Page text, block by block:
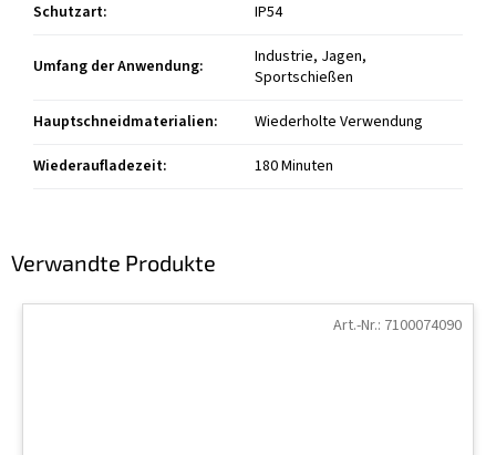
Verwandte Produkte
Art.-Nr.: 7100074090
Schutzart: IP54
Umfang der Anwendung:
Industrie, Jagen,
Sportschießen
Hauptschneidmaterialien:
Wiederholte Verwendung
Wiederaufladezeit: 180 Minuten